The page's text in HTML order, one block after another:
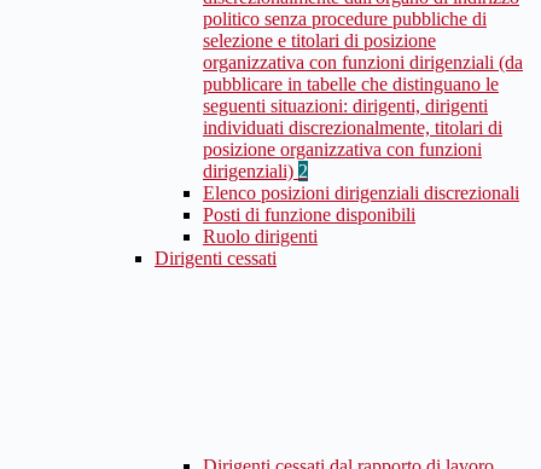
politico senza procedure pubbliche di
selezione e titolari di posizione
organizzativa con funzioni dirigenziali (da
pubblicare in tabelle che distinguano le
seguenti situazioni: dirigenti, dirigenti
individuati discrezionalmente, titolari di
posizione organizzativa con funzioni
dirigenziali) 2
Elenco posizioni dirigenziali discrezionali
Posti di funzione disponibili
Ruolo dirigenti
Dirigenti cessati